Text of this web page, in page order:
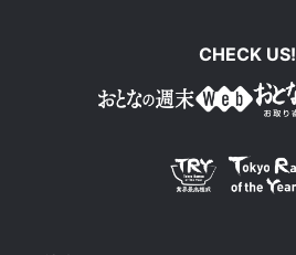
CHECK US!